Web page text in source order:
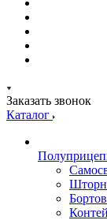
Заказать звонок
Каталог